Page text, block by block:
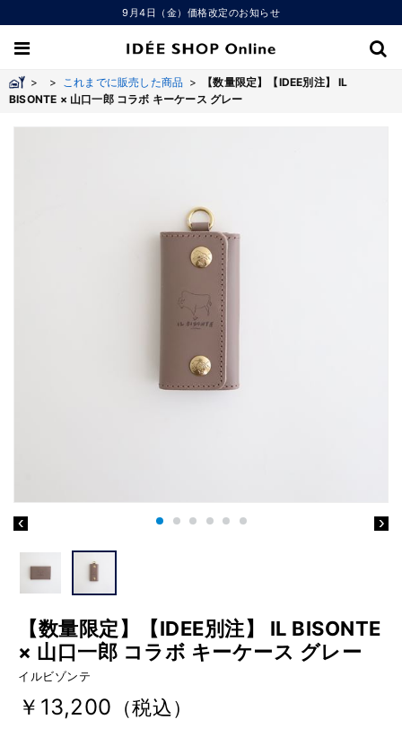
9月4日（金）価格改定のお知らせ
> > これまでに販売した商品 >
【数量限定】【IDEE別注】 IL
BISONTE × 山口一郎 コラボ キーケース グレー
【数量限定】【IDEE別注】 IL BISONTE
× 山口一郎 コラボ キーケース グレー
イルビゾンテ
￥13,200 （税込）